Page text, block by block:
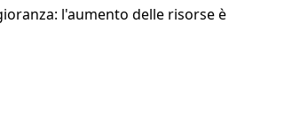
l'aumento delle risorse è